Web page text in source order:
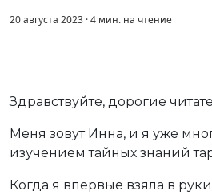
20 августа 2023 ·4 мин. на чтение
Здравствуйте, дорогие
Меня зовут Инна, и я уже
изучением тайных знаний
Когда я впервые взяла в